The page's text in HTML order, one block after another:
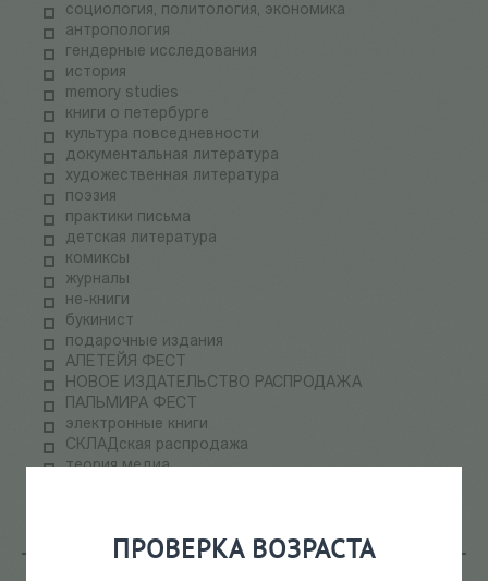
ПРОВЕРКА ВОЗРАСТА
социология, политология, экономика
антропология
гендерные исследования
история
memory studies
книги о петербурге
культура повседневности
документальная литература
художественная литература
поэзия
практики письма
детская литература
комиксы
журналы
не-книги
букинист
подарочные издания
АЛЕТЕЙЯ ФЕСТ
НОВОЕ ИЗДАТЕЛЬСТВО РАСПРОДАЖА
ПАЛЬМИРА ФЕСТ
электронные книги
СКЛАДская распродажа
теория медиа